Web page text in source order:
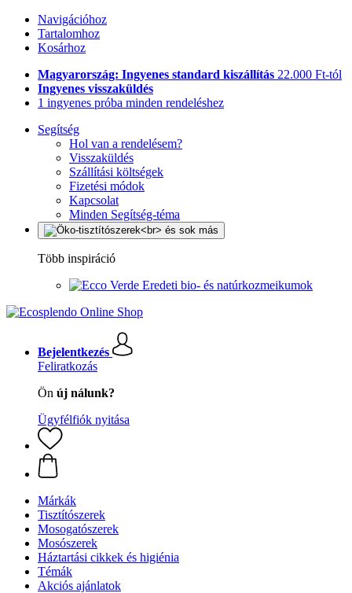
Navigációhoz
Tartalomhoz
Kosárhoz
Magyarország: Ingyenes standard kiszállítás 22.000 Ft-tól
Ingyenes visszaküldés
1 ingyenes próba minden rendeléshez
Segítség
Hol van a rendelésem?
Visszaküldés
Szállítási költségek
Fizetési módok
Kapcsolat
Minden Segítség-téma
Több inspiráció
Eredeti bio- és natúrkozmeikumok
Bejelentkezés
Feliratkozás
Ön új nálunk?
Ügyfélfiók nyitása
Márkák
Tisztítószerek
Mosogatószerek
Mosószerek
Háztartási cikkek és higiénia
Témák
Akciós ajánlatok